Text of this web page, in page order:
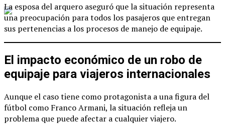
La esposa del arquero aseguró que la situación representa
una preocupación para todos los pasajeros que entregan
sus pertenencias a los procesos de manejo de equipaje.
El impacto económico de un robo de
equipaje para viajeros internacionales
Aunque el caso tiene como protagonista a una figura del
fútbol como Franco Armani, la situación refleja un
problema que puede afectar a cualquier viajero.